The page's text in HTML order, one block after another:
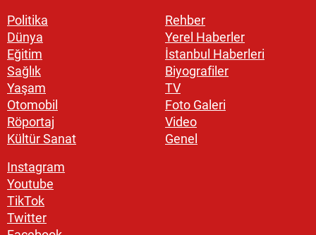
Politika
Dünya
Eğitim
Sağlık
Yaşam
Otomobil
Röportaj
Kültür Sanat
Rehber
Yerel Haberler
İstanbul Haberleri
Biyografiler
TV
Foto Galeri
Video
Genel
Instagram
Youtube
TikTok
Twitter